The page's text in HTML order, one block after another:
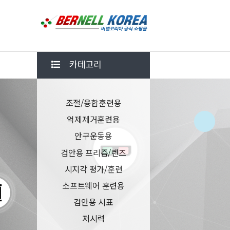
카테고리
조절/융합훈련용
억제제거훈련용
안구운동용
검안용 프리즘/렌즈
시지각 평가/훈련
소프트웨어 훈련용
검안용 시표
저시력